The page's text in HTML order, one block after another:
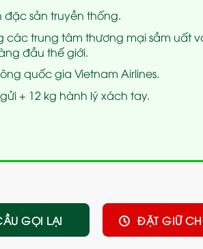
sản truyền thống.
các trung tâm thương mại sầm uất
đầu thế giới.
quốc gia Vietnam Airlines.
+ 12 kg hành lý xách tay.
GỌI LẠI ĐẶT GIỮ